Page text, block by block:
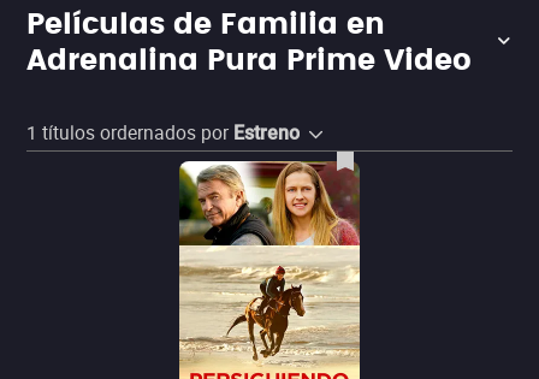
Películas de Familia en
Adrenalina Pura Prime Video
1 títulos ordernados por Estreno